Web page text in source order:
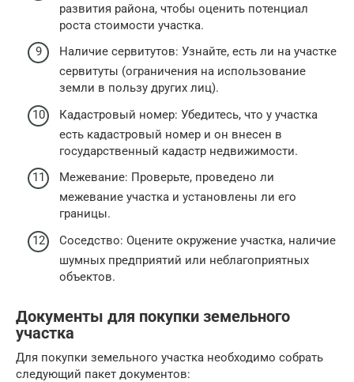
развития района, чтобы оценить потенциал
роста стоимости участка.
Наличие сервитутов: Узнайте, есть ли на участке
сервитуты (ограничения на использование
земли в пользу других лиц).
Кадастровый номер: Убедитесь, что у участка
есть кадастровый номер и он внесен в
государственный кадастр недвижимости.
Межевание: Проверьте, проведено ли
межевание участка и установлены ли его
границы.
Соседство: Оцените окружение участка, наличие
шумных предприятий или неблагоприятных
объектов.
Документы для покупки земельного
участка
Для покупки земельного участка необходимо собрать
следующий пакет документов: